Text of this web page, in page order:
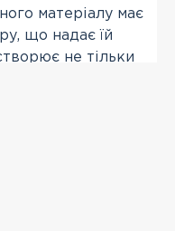
матеріалу має
що надає їй
не тільки